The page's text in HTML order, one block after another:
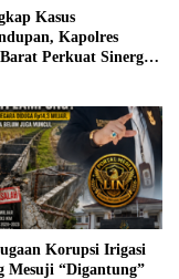
Kasus
Kapolres
Perkuat Sinergi
Korupsi Irigasi
Mesuji “Digantung”